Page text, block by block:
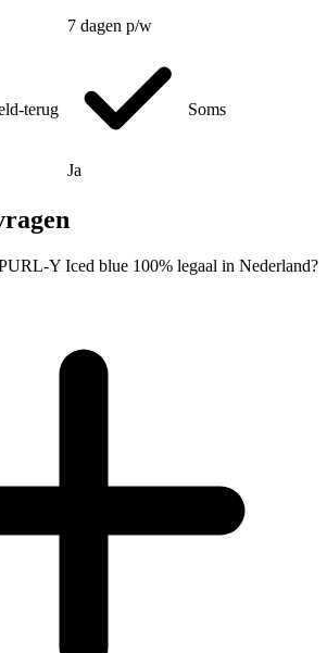
7 dagen p/w
terug
Ja
Soms
Y Iced blue 100% legaal in Nederland?